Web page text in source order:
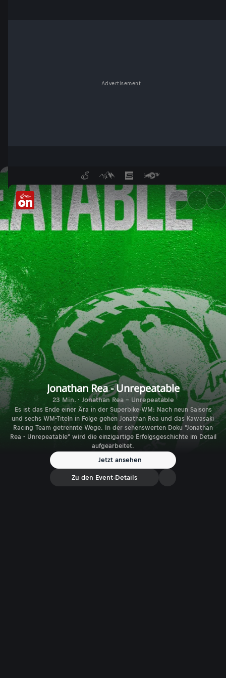
Advertisement
Jonathan Rea - Unrepeatable
Jonathan Rea - Unrepeatable
23 Min. · Jonathan Rea - Unrepeatable
Es ist das Ende einer Ära in der Superbike-WM: Nach neun Saisons
und sechs WM-Titeln in Folge gehen Jonathan Rea und das Kawasaki
Racing Team getrennte Wege. In der sehenswerten Doku "Jonathan
Rea - Unrepeatable" wird die einzigartige Erfolgsgeschichte im Detail
aufgearbeitet.
Jetzt ansehen
Zu den Event-Details